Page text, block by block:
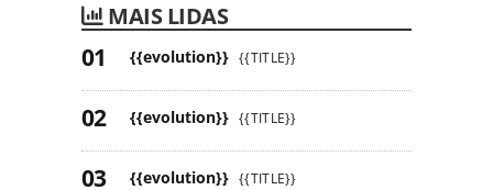
MAIS LIDAS
{{evolution}} {{TITLE}}
{{evolution}} {{TITLE}}
{{evolution}} {{TITLE}}